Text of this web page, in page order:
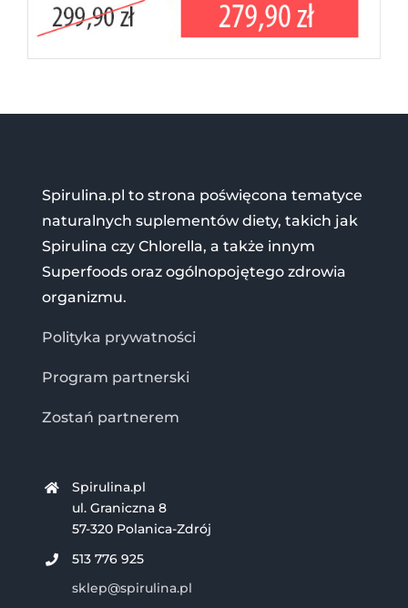
Spirulina.pl to strona poświęcona tematyce
naturalnych suplementów diety, takich jak
Spirulina czy Chlorella, a także innym
Superfoods oraz ogólnopojętego zdrowia
organizmu.
Polityka prywatności
Program partnerski
Zostań partnerem
Spirulina.pl
ul. Graniczna 8
57-320 Polanica-Zdrój
513 776 925
sklep@spirulina.pl